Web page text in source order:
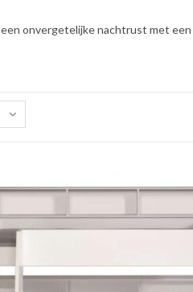
een onvergetelijke nachtrust met